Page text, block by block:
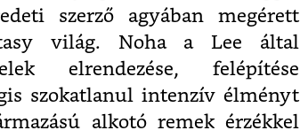
szerző agyában megérett
világ. Noha a Lee által
elrendezése, felépítése
szokatlanul intenzív élményt
alkotó remek érzékkel